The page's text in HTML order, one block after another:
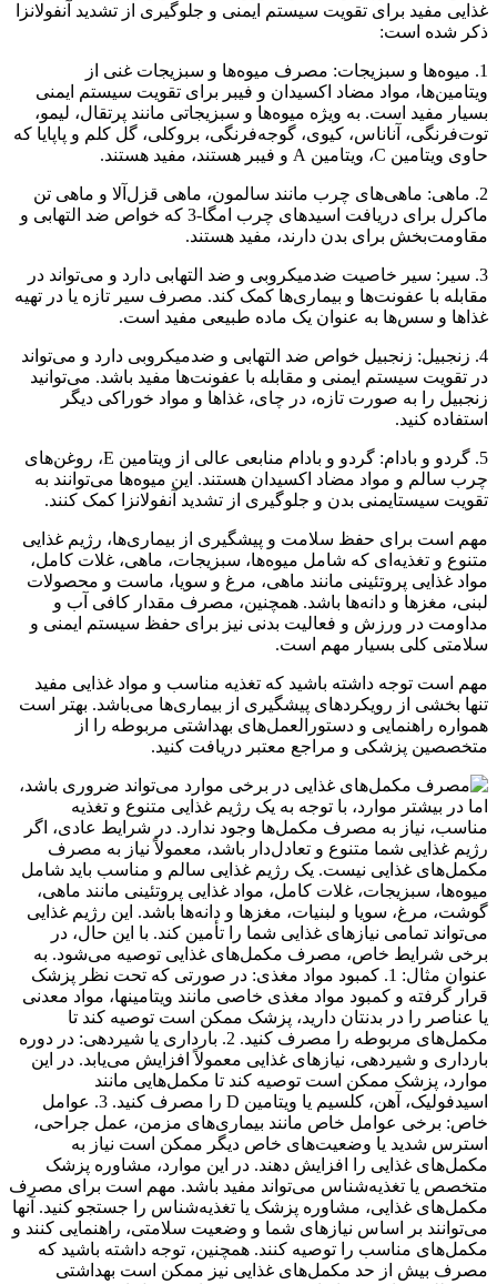
غذایی مفید برای تقویت سیستم ایمنی و جلوگیری از تشدید آنفولانزا
ذکر شده است:
1. میوه‌ها و سبزیجات: مصرف میوه‌ها و سبزیجات غنی از
ویتامین‌ها، مواد مضاد اکسیدان و فیبر برای تقویت سیستم ایمنی
بسیار مفید است. به ویژه میوه‌ها و سبزیجاتی مانند پرتقال، لیمو،
توت‌فرنگی، آناناس، کیوی، گوجه‌فرنگی، بروکلی، گل کلم و پاپایا که
حاوی ویتامین C، ویتامین A و فیبر هستند، مفید هستند.
2. ماهی: ماهی‌های چرب مانند سالمون، ماهی قزل‌آلا و ماهی تن
ماکرل برای دریافت اسیدهای چرب امگا-3 که خواص ضد التهابی و
مقاومت‌بخش برای بدن دارند، مفید هستند.
3. سیر: سیر خاصیت ضدمیکروبی و ضد التهابی دارد و می‌تواند در
مقابله با عفونت‌ها و بیماری‌ها کمک کند. مصرف سیر تازه یا در تهیه
غذاها و سس‌ها به عنوان یک ماده طبیعی مفید است.
4. زنجبیل: زنجبیل خواص ضد التهابی و ضدمیکروبی دارد و می‌تواند
در تقویت سیستم ایمنی و مقابله با عفونت‌ها مفید باشد. می‌توانید
زنجبیل را به صورت تازه، در چای، غذاها و مواد خوراکی دیگر
استفاده کنید.
5. گردو و بادام: گردو و بادام منابعی عالی از ویتامین E، روغن‌های
چرب سالم و مواد مضاد اکسیدان هستند. این میوه‌ها می‌توانند به
تقویت سیستایمنی بدن و جلوگیری از تشدید آنفولانزا کمک کنند.
مهم است برای حفظ سلامت و پیشگیری از بیماری‌ها، رژیم غذایی
متنوع و تغذیه‌ای که شامل میوه‌ها، سبزیجات، ماهی، غلات کامل،
مواد غذایی پروتئینی مانند ماهی، مرغ و سویا، ماست و محصولات
لبنی، مغزها و دانه‌ها باشد. همچنین، مصرف مقدار کافی آب و
مداومت در ورزش و فعالیت بدنی نیز برای حفظ سیستم ایمنی و
سلامتی کلی بسیار مهم است.
مهم است توجه داشته باشید که تغذیه مناسب و مواد غذایی مفید
تنها بخشی از رویکردهای پیشگیری از بیماری‌ها می‌باشد. بهتر است
همواره راهنمایی و دستورالعمل‌های بهداشتی مربوطه را از
متخصصین پزشکی و مراجع معتبر دریافت کنید.